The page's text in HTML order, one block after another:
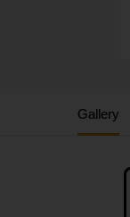
Gallery